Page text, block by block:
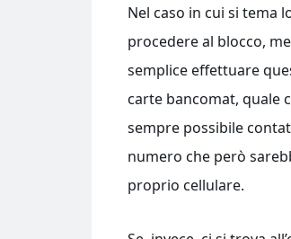
Nel caso in cui si tema
procedere al blocco,
semplice effettuare
carte bancomat, quale
sempre possibile
numero che però
proprio cellulare.